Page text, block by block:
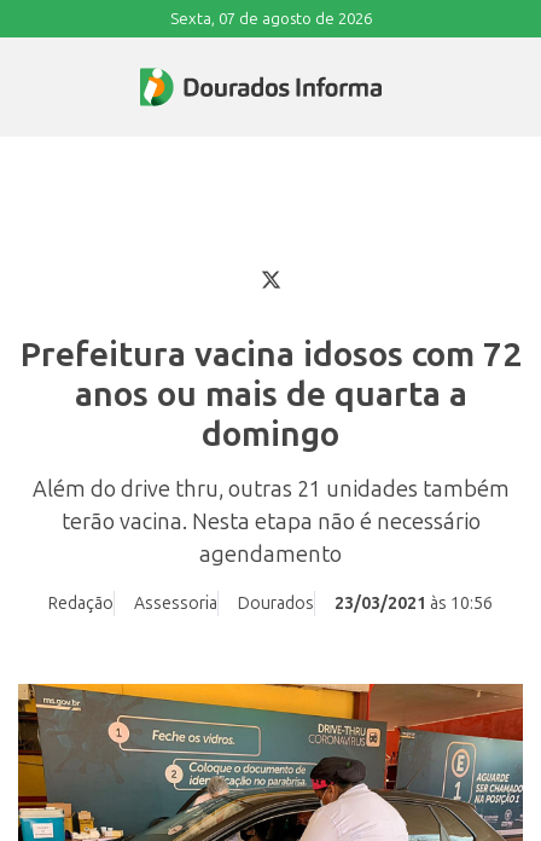
Sexta, 07 de agosto de 2026
Prefeitura vacina idosos com 72
anos ou mais de quarta a
domingo
Além do drive thru, outras 21 unidades também
terão vacina. Nesta etapa não é necessário
agendamento
Redação Assessoria Dourados 23/03/2021 às 10:56